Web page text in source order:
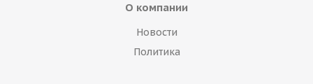
О компании
Новости
Политика